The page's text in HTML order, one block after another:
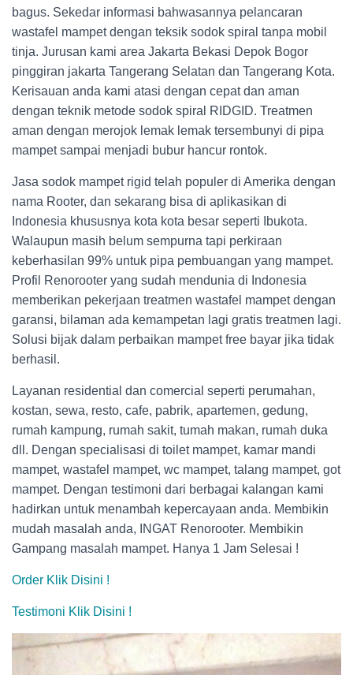
bagus. Sekedar informasi bahwasannya pelancaran
wastafel mampet dengan teksik sodok spiral tanpa mobil
tinja. Jurusan kami area Jakarta Bekasi Depok Bogor
pinggiran jakarta Tangerang Selatan dan Tangerang Kota.
Kerisauan anda kami atasi dengan cepat dan aman
dengan teknik metode sodok spiral RIDGID. Treatmen
aman dengan merojok lemak lemak tersembunyi di pipa
mampet sampai menjadi bubur hancur rontok.
Jasa sodok mampet rigid telah populer di Amerika dengan
nama Rooter, dan sekarang bisa di aplikasikan di
Indonesia khususnya kota kota besar seperti Ibukota.
Walaupun masih belum sempurna tapi perkiraan
keberhasilan 99% untuk pipa pembuangan yang mampet.
Profil Renorooter yang sudah mendunia di Indonesia
memberikan pekerjaan treatmen wastafel mampet dengan
garansi, bilaman ada kemampetan lagi gratis treatmen lagi.
Solusi bijak dalam perbaikan mampet free bayar jika tidak
berhasil.
Layanan residential dan comercial seperti perumahan,
kostan, sewa, resto, cafe, pabrik, apartemen, gedung,
rumah kampung, rumah sakit, tumah makan, rumah duka
dll. Dengan specialisasi di toilet mampet, kamar mandi
mampet, wastafel mampet, wc mampet, talang mampet, got
mampet. Dengan testimoni dari berbagai kalangan kami
hadirkan untuk menambah kepercayaan anda. Membikin
mudah masalah anda, INGAT Renorooter. Membikin
Gampang masalah mampet. Hanya 1 Jam Selesai !
Order Klik Disini !
Testimoni Klik Disini !